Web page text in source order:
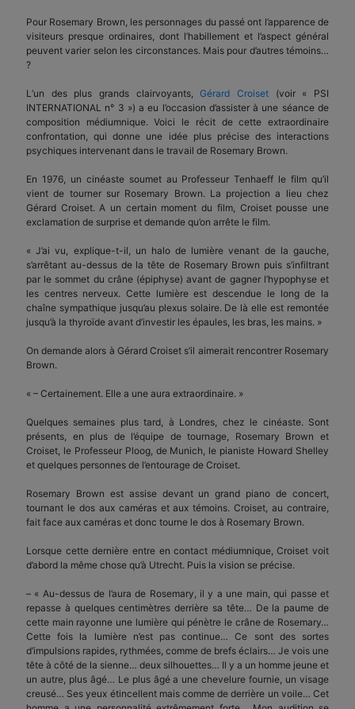
Pour Rosemary Brown, les personnages du passé ont l’apparence de
visiteurs presque ordinaires, dont l’habillement et l’aspect général
peuvent varier selon les circonstances. Mais pour d’autres témoins…
?
L’un des plus grands clairvoyants,Gérard Croiset (voir « PSI
INTERNATIONAL n° 3 ») a eu l’occasion d’assister à une séance de
composition médiumnique. Voici le récit de cette extraordinaire
confrontation, qui donne une idée plus précise des interactions
psychiques intervenant dans le travail de Rosemary Brown.
En 1976, un cinéaste soumet au Professeur Tenhaeff le film qu’il
vient de tourner sur Rosemary Brown. La projection a lieu chez
Gérard Croiset. A un certain moment du film, Croiset pousse une
exclamation de surprise et demande qu’on arrête le film.
« J’ai vu, explique-t-il, un halo de lumière venant de la gauche,
s’arrêtant au-dessus de la tête de Rosemary Brown puis s’infiltrant
par le sommet du crâne (épiphyse) avant de gagner l’hypophyse et
les centres nerveux. Cette lumière est descendue le long de la
chaîne sympathique jusqu’au plexus solaire. De là elle est remontée
jusqu’à la thyroïde avant d’investir les épaules, les bras, les mains. »
On demande alors à Gérard Croiset s’il aimerait rencontrer Rosemary
Brown.
« – Certainement. Elle a une aura extraordinaire. »
Quelques semaines plus tard, à Londres, chez le cinéaste. Sont
présents, en plus de l’équipe de tournage, Rosemary Brown et
Croiset, le Professeur Ploog, de Munich, le pianiste Howard Shelley
et quelques personnes de l’entourage de Croiset.
Rosemary Brown est assise devant un grand piano de concert,
tournant le dos aux caméras et aux témoins. Croiset, au contraire,
fait face aux caméras et donc tourne le dos à Rosemary Brown.
Lorsque cette dernière entre en contact médiumnique, Croiset voit
d’abord la même chose qu’à Utrecht. Puis la vision se précise.
– « Au-dessus de l’aura de Rosemary, il y a une main, qui passe et
repasse à quelques centimètres derrière sa tête… De la paume de
cette main rayonne une lumière qui pénètre le crâne de Rosemary…
Cette fois la lumière n’est pas continue… Ce sont des sortes
d’impulsions rapides, rythmées, comme de brefs éclairs… Je vois une
tête à côté de la sienne… deux silhouettes… Il y a un homme jeune et
un autre, plus âgé… Le plus âgé a une chevelure fournie, un visage
creusé… Ses yeux étincellent mais comme de derrière un voile… Cet